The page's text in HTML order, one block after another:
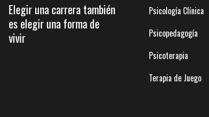
Elegir una carrera también
es elegir una forma de
vivir
Psicología Clínica
Psicopedagogía
Psicoterapia
Terapia de Juego